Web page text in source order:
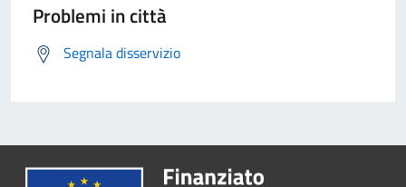
Problemi in città
Segnala disservizio